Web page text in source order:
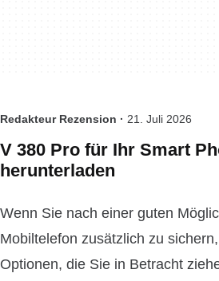
Redakteur Rezension · 21. Juli 2026
V 380 Pro für Ihr Smart
herunterladen
Wenn Sie nach einer guten
Mobiltelefon zusätzlich zu
Optionen, die Sie in Betracht